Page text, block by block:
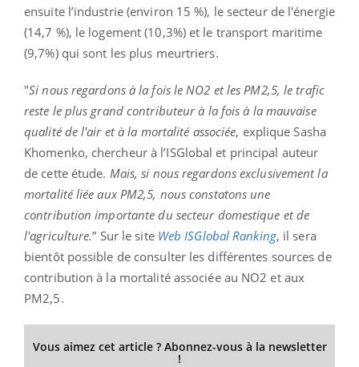
ensuite l’industrie (environ 15 %), le secteur de l'énergie
(14,7 %), le logement (10,3%) et le transport maritime
(9,7%) qui sont les plus meurtriers.
"Si nous regardons à la fois le NO2 et les PM2,5, le trafic
reste le plus grand contributeur à la fois à la mauvaise
qualité de l'air et à la mortalité associée, explique Sasha
Khomenko, chercheur à l’ISGlobal et principal auteur
de cette étude. Mais, si nous regardons exclusivement la
mortalité liée aux PM2,5, nous constatons une
contribution importante du secteur domestique et de
l'agriculture.” Sur le site Web ISGlobal Ranking, il sera
bientôt possible de consulter les différentes sources de
contribution à la mortalité associée au NO2 et aux
PM2,5.
Vous aimez cet article ? Abonnez-vous à la newsletter
!